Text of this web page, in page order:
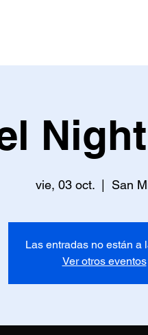
vie, 03 oct.
  |
San
Las entradas no están a
Ver otros eventos